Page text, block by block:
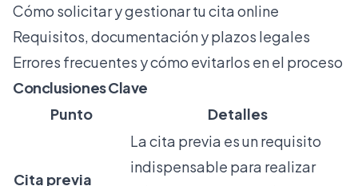
Cómo solicitar y gestionar tu cita online
Requisitos, documentación y plazos legales
Errores frecuentes y cómo evitarlos en el proceso
Conclusiones Clave
Punto
Detalles
Cita previa
La cita previa es un requisito
indispensable para realizar